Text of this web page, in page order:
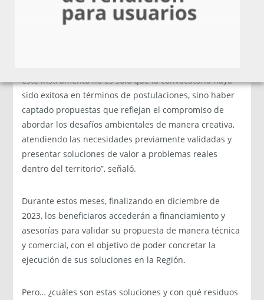
Fomento Los Ríos y Corfo una posibilidad de hacerlo,
poniendo a disposición nuestras capacidades para
este instrumento no es sólo que la convocatoria haya
sido exitosa en términos de postulaciones, sino haber
captado propuestas que reflejan el compromiso de
abordar los desafíos ambientales de manera creativa,
atendiendo las necesidades previamente validadas y
presentar soluciones de valor a problemas reales
dentro del territorio”, señaló.
Durante estos meses, finalizando en diciembre de
2023, los beneficiaros accederán a financiamiento y
asesorías para validar su propuesta de manera técnica
y comercial, con el objetivo de poder concretar la
ejecución de sus soluciones en la Región.
Pero… ¿cuáles son estas soluciones y con qué residuos